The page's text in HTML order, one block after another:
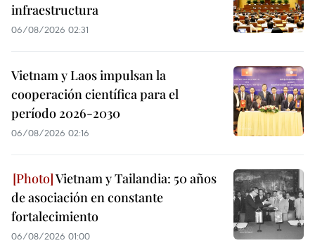
infraestructura
06/08/2026 02:31
Vietnam y Laos impulsan la
cooperación científica para el
período 2026-2030
06/08/2026 02:16
Vietnam y Tailandia: 50 años
de asociación en constante
fortalecimiento
06/08/2026 01:00